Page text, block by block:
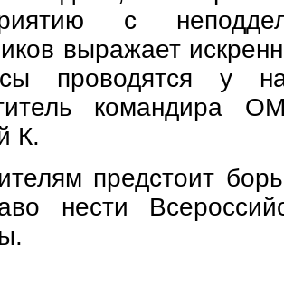
с
выражает
проводятся у
командира
К.
предстоит
нести